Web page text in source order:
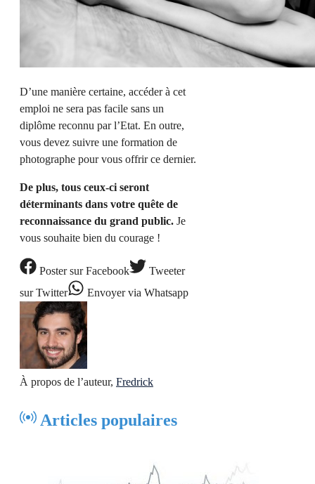
D’une manière certaine, accéder à cet
emploi ne sera pas facile sans un
diplôme reconnu par l’Etat. En outre,
vous devez suivre une formation de
photographe pour vous offrir ce dernier.
De plus, tous ceux-ci seront
déterminants dans votre quête de
reconnaissance du grand public. Je
vous souhaite bien du courage !
Postersur Facebook
Tweeter
sur Twitter
Envoyervia Whatsapp
À propos de l’auteur, Fredrick
Articles populaires